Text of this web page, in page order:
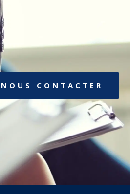
NOUS CONTACTER